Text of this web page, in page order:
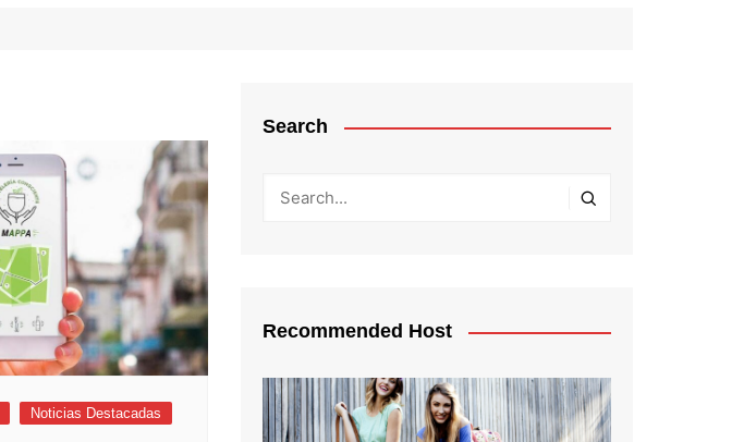
Noticias Destacadas
Search
Recommended Host